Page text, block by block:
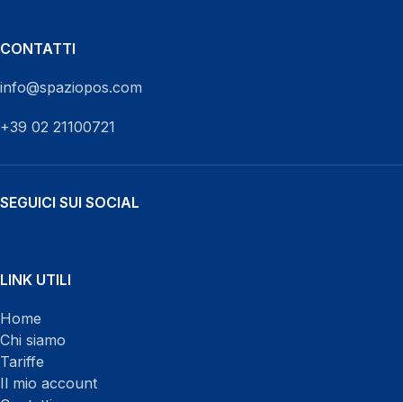
CONTATTI
info@spaziopos.com
+39 02 21100721
SEGUICI SUI SOCIAL
LINK UTILI
Home
Chi siamo
Tariffe
Il mio account
WhatsApp